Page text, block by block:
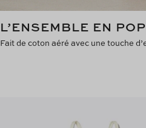
L’ENSEMBLE EN
Fait de coton aéré avec une touche